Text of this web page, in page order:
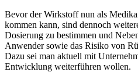
Bevor der Wirkstoff nun als
kommen kann, sind dennoch
Dosierung zu bestimmen und
Anwender sowie das Risiko von
Dazu sei man aktuell mit
Entwicklung weiterführen wollen.